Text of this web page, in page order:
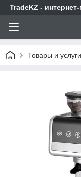
TradeKZ - интернет-
Товары и услуги